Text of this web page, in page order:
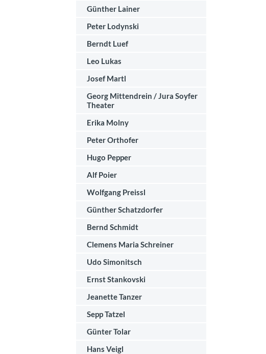
Günther Lainer
Peter Lodynski
Berndt Luef
Leo Lukas
Josef Martl
Georg Mittendrein / Jura Soyfer
Theater
Erika Molny
Peter Orthofer
Hugo Pepper
Alf Poier
Wolfgang Preissl
Günther Schatzdorfer
Bernd Schmidt
Clemens Maria Schreiner
Udo Simonitsch
Ernst Stankovski
Jeanette Tanzer
Sepp Tatzel
Günter Tolar
Hans Veigl